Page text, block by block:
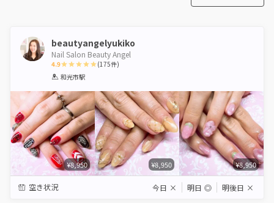
beautyangelyukiko
Nail Salon Beauty Angel
4.9
1 2 3 4
(175件)
和光市駅
¥8,950 ¥8,950 ¥8,950
空き状況 今日 × 明日 ◎ 明後日 ×